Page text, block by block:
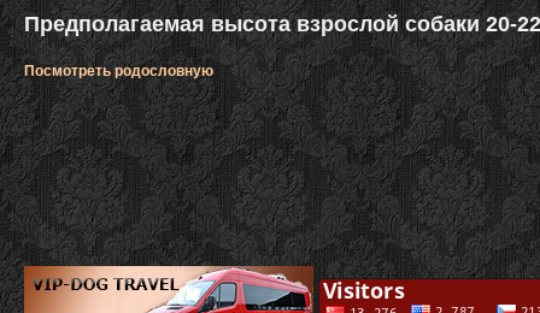
Предполагаемая высота взрослой собаки 20-
Посмотреть родословную